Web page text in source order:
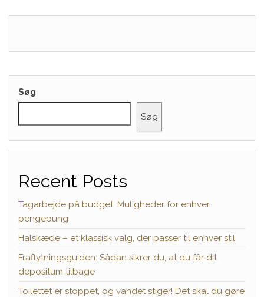
Søg
Søg
Recent Posts
Tagarbejde på budget: Muligheder for enhver
pengepung
Halskæde – et klassisk valg, der passer til enhver stil
Fraflytningsguiden: Sådan sikrer du, at du får dit
depositum tilbage
Toilettet er stoppet, og vandet stiger! Det skal du gøre